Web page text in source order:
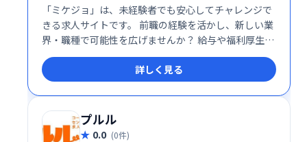
「ミケジョ」は、未経験者でも安心してチャレンジで
きる求人サイトです。 前職の経験を活かし、新しい業
界・職種で可能性を広げませんか？ 給与や福利厚生、
通勤の便など、あなたにぴったりの未経験OKの求人が
きっと見つかり、キャリアアップを支援します！
詳しく見る
プルル
0.0 (0件)